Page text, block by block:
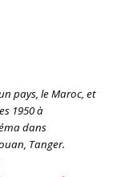
pays, le Maroc, et
1950 à
dans
Tanger.